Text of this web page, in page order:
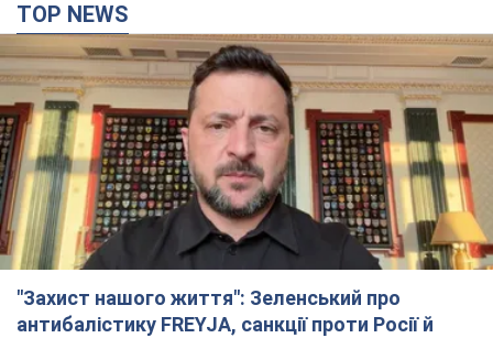
TOP NEWS
"Захист нашого життя": Зеленський про
антибалістику FREYJA, санкції проти Росії й